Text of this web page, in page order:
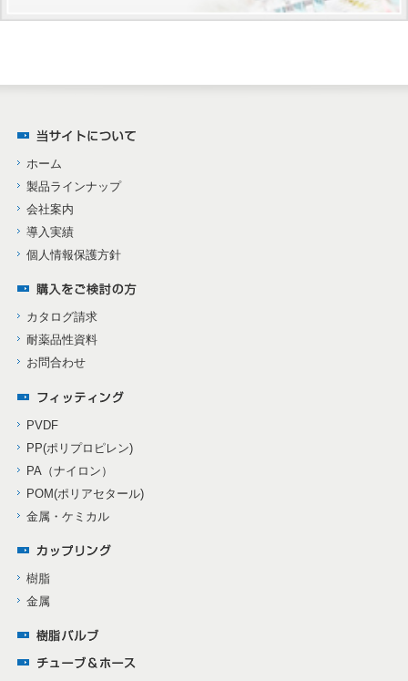
ホーム
製品ラインナップ
会社案内
導入実績
個人情報保護方針
カタログ請求
耐薬品性資料
お問合わせ
PVDF
PP(ポリプロピレン)
PA（ナイロン）
POM(ポリアセタール)
金属・ケミカル
樹脂
金属